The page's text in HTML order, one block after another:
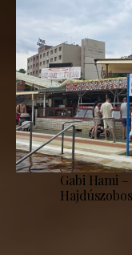
Gabi Hami